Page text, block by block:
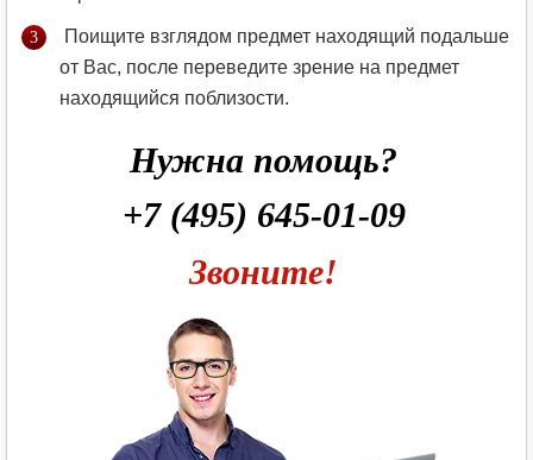
Поищите взглядом предмет находящий подальше
от Вас, после переведите зрение на предмет
находящийся поблизости.
Нужна помощь?
+7 (495) 645-01-09
Звоните!